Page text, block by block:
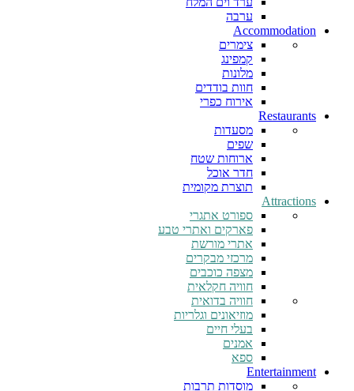
ערבה
Accommodation
צימרים
קמפינג
מלונות
חוות בודדים
אירוח כפרי
Restaurants
מסעדות
שפים
ארוחות שטח
חדר אוכל
תוצרת מקומית
Attractions
ספורט אתגרי
פארקים ואתרי טבע
אתרי מורשת
מרכזי מבקרים
מצפה כוכבים
חוויה חקלאית
חוויה בדואית
מוזיאונים וגלריות
בעלי חיים
אמנים
ספא
Entertainment
מוסדות תרבות